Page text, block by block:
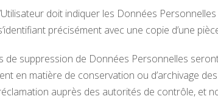
doit indiquer les Données
précisément avec une copie d’une
de suppression de Données Personnelles
en matière de conservation ou d’archivage
auprès des autorités de contrôle, et